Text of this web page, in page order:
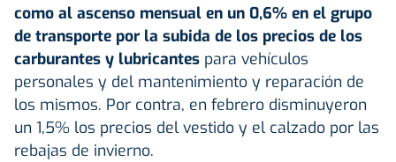
como al ascenso mensual en un 0,6% en el grupo
de transporte por la subida de los precios de los
carburantes y lubricantes para vehículos
personales y del mantenimiento y reparación de
los mismos. Por contra, en febrero disminuyeron
un 1,5% los precios del vestido y el calzado por las
rebajas de invierno.